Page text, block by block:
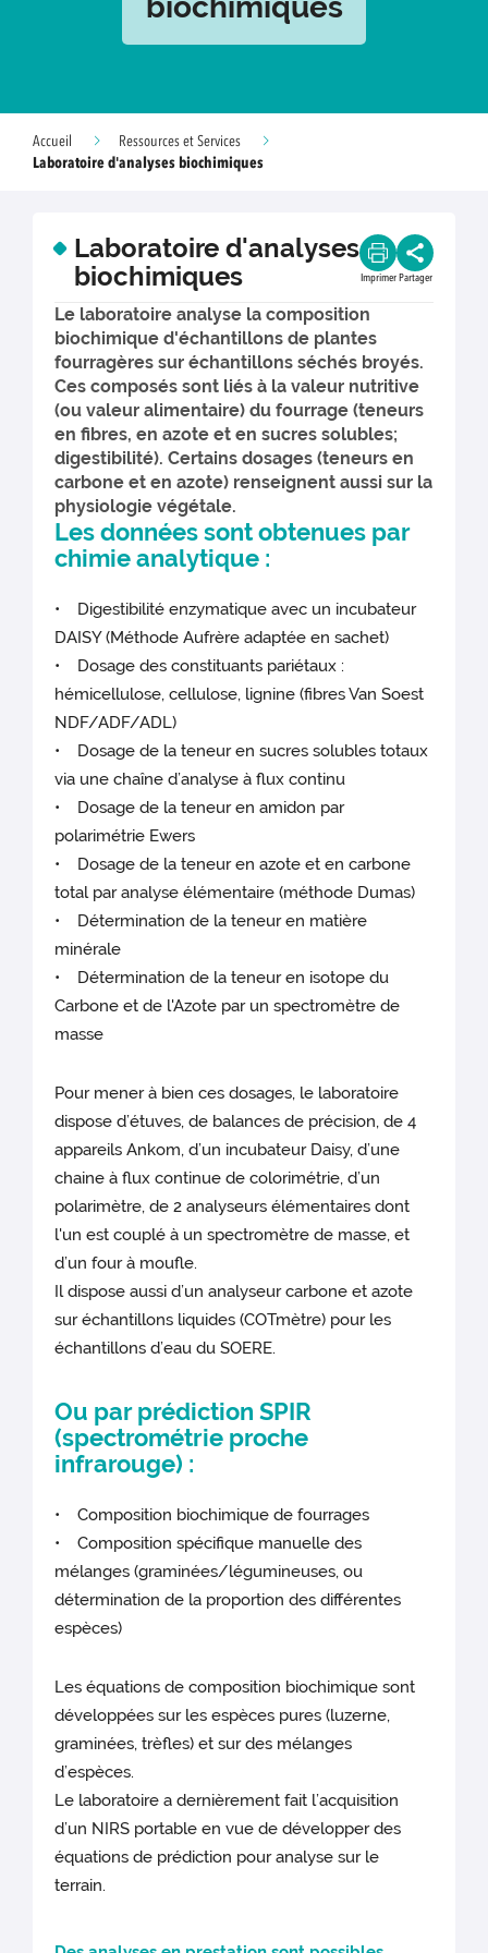
Accueil
Ressources et Services
Laboratoire d'analyses biochimiques
Laboratoire d'analyses
biochimiques
Imprimer Partager
Le laboratoire analyse la composition
biochimique d'échantillons de plantes
fourragères sur échantillons séchés broyés.
Ces composés sont liés à la valeur nutritive
(ou valeur alimentaire) du fourrage (teneurs
en fibres, en azote et en sucres solubles;
digestibilité). Certains dosages (teneurs en
carbone et en azote) renseignent aussi sur la
physiologie végétale.
Les données sont obtenues par
chimie analytique :
• Digestibilité enzymatique avec un incubateur
DAISY (Méthode Aufrère adaptée en sachet)
• Dosage des constituants pariétaux :
hémicellulose, cellulose, lignine (fibres Van Soest
NDF/ADF/ADL)
• Dosage de la teneur en sucres solubles totaux
via une chaîne d’analyse à flux continu
• Dosage de la teneur en amidon par
polarimétrie Ewers
• Dosage de la teneur en azote et en carbone
total par analyse élémentaire (méthode Dumas)
• Détermination de la teneur en matière
minérale
• Détermination de la teneur en isotope du
Carbone et de l'Azote par un spectromètre de
masse
Pour mener à bien ces dosages, le laboratoire
dispose d’étuves, de balances de précision, de 4
appareils Ankom, d’un incubateur Daisy, d’une
chaine à flux continue de colorimétrie, d’un
polarimètre, de 2 analyseurs élémentaires dont
l'un est couplé à un spectromètre de masse, et
d’un four à moufle.
Il dispose aussi d’un analyseur carbone et azote
sur échantillons liquides (COTmètre) pour les
échantillons d’eau du SOERE.
Ou par prédiction SPIR
(spectrométrie proche
infrarouge) :
• Composition biochimique de fourrages
• Composition spécifique manuelle des
mélanges (graminées/légumineuses, ou
détermination de la proportion des différentes
espèces)
Les équations de composition biochimique sont
développées sur les espèces pures (luzerne,
graminées, trèfles) et sur des mélanges
d’espèces.
Le laboratoire a dernièrement fait l’acquisition
d’un NIRS portable en vue de développer des
équations de prédiction pour analyse sur le
terrain.